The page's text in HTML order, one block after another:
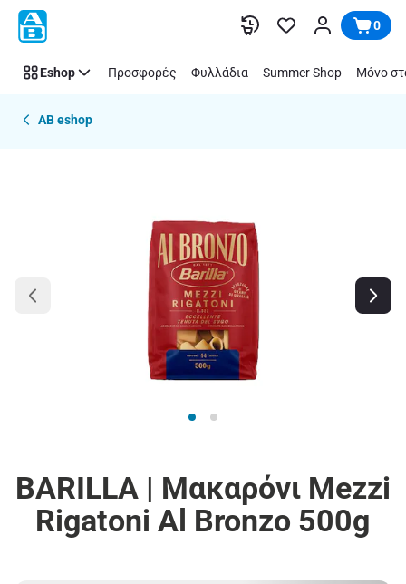
Παράλειψη 0
Eshop Προσφορές Φυλλάδια Summer Shop Μόνο
AB eshop
BARILLA | Μακαρόνι Mezzi
Rigatoni Al Bronzo 500g